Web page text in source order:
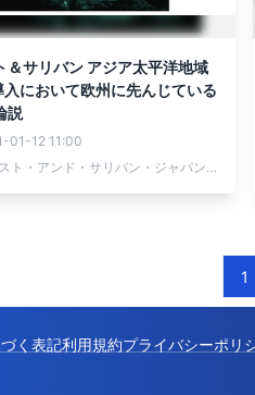
ン アジア太平洋地域
において欧州に先んじている
説
01-12 11:00
フロスト・アンド・サリバン・ジャパン 株式会社
1
く表記利用規約プライバシーポリ